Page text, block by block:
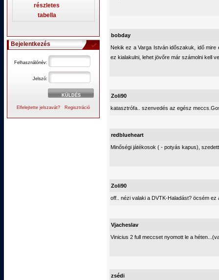
részletes
tabella
Bejelentkezés
Felhasználónév:
Jelszó:
Elfelejtette jelszavát? Regisztráció
bobday
Nekik ez a Varga István időszakuk, idő
ez kialakulni, lehet jövőre már számolni kell
Zoli90
katasztrófa.. szenvedés az egész
redblueheart
Minőségi játékosok ( - potyás kapus),
Zoli90
off.. nézi valaki a DVTK-Haladást? öcsém
Vjacheslav
Vinicius 2 full meccset nyomott le a
zsédi